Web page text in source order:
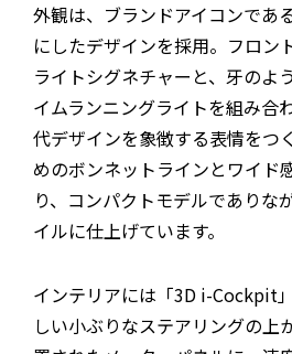
外観は、ブランドアイコンであ
にしたデザインを採用。フロン
ライトシグネチャーと、牙のよ
イムランニングライトを組み合
代デザインを象徴する表情をつ
めのボンネットラインとワイド
り、コンパクトモデルでありな
イルに仕上げています。
インテリアには「3D i-Cockpit
しい小ぶりなステアリングの上